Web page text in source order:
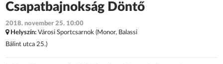
Csapatbajnokság Döntő
2018. november 25. 10:00
Helyszín: Városi Sportcsarnok (Monor, Balassi
Bálint utca 25.)